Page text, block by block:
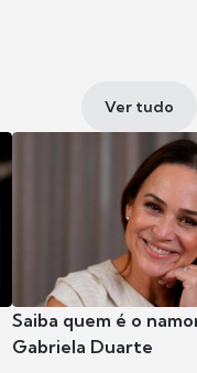
Ver tudo
Saiba quem é o
Gabriela Duarte